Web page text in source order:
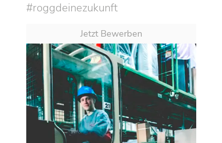
#roggdeinezukunft
Jetzt Bewerben